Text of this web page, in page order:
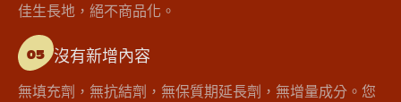
佳生長地，絕不商品化。
05 沒有新增內容
無填充劑，無抗結劑，無保質期延長劑，無增量成分。您